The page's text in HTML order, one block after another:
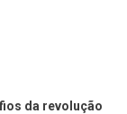
da revolução